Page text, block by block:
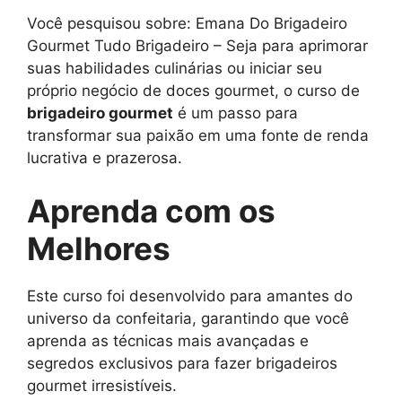
Você pesquisou sobre: Emana Do Brigadeiro
Gourmet Tudo Brigadeiro – Seja para aprimorar
suas habilidades culinárias ou iniciar seu
próprio negócio de doces gourmet, o curso de
brigadeiro gourmet é um passo para
transformar sua paixão em uma fonte de renda
lucrativa e prazerosa.
Aprenda com os
Melhores
Este curso foi desenvolvido para amantes do
universo da confeitaria, garantindo que você
aprenda as técnicas mais avançadas e
segredos exclusivos para fazer brigadeiros
gourmet irresistíveis.